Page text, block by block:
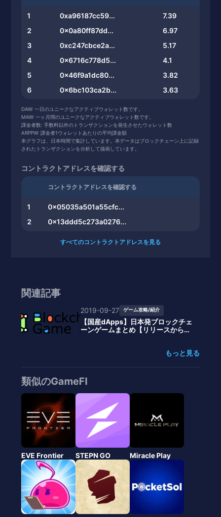
1 0xa96187cc59...
7.39
2
0x0a80ff87dd...
6.97
3
0xc247cbce2a...
5.17
4
0x6716c778d5...
4.1
5
0x46f9a1dc80...
3.82
6
0x6bc103ca2b...
3.63
8
0xa4b8043b9f...
9
0xe44d6941c7...
10
0xbd70d89667...
DAW: 一日のユニークなアクティブウォレット数です。
MAW: 一ヶ月間のユニークなアクティブウォレット数です。
課金者数: 手数料以外のトランザクションを発生させたウォレット数
ARPPW: 課金者1ウォレットあたりの平均課金額
本グラフは、日本時間で集計しています。本データはブロックチェーン上に記録
されたトランザクションを分析して描画しています。
コントラクトアドレスを確認する
コントラクトアドレスを確認する
1
0x05035a501a55cfc...
2
0x13ddd5c273a0276...
すべてのコントラクトアドレスを見る
関連記事
2019-09-27 ゲーム攻略/紹介
【国産dApps】日本発ブロックチェ
ーンゲームまとめ【リリースからサ
もっと見る
類似のGameFI
EVE Frontier STEPN GO Miracle Play